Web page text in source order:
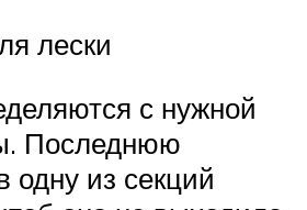
лески
с нужной
Последнюю
одну из секций